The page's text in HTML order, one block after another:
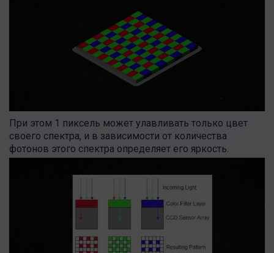
При этом 1 пиксель может улавливать только цвет
своего спектра, и в зависимости от количества
фотонов этого спектра определяет его яркость.